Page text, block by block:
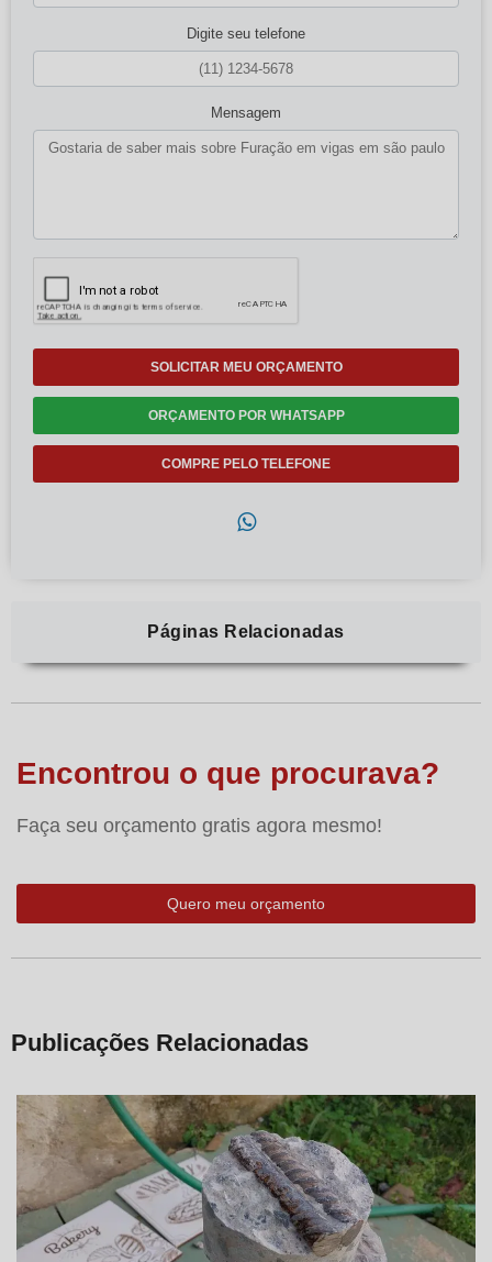
Digite seu telefone
Mensagem
SOLICITAR MEU ORÇAMENTO
ORÇAMENTO POR WHATSAPP
COMPRE PELO TELEFONE
Páginas Relacionadas
Encontrou o que procurava?
Faça seu orçamento gratis agora mesmo!
Quero meu orçamento
Publicações Relacionadas